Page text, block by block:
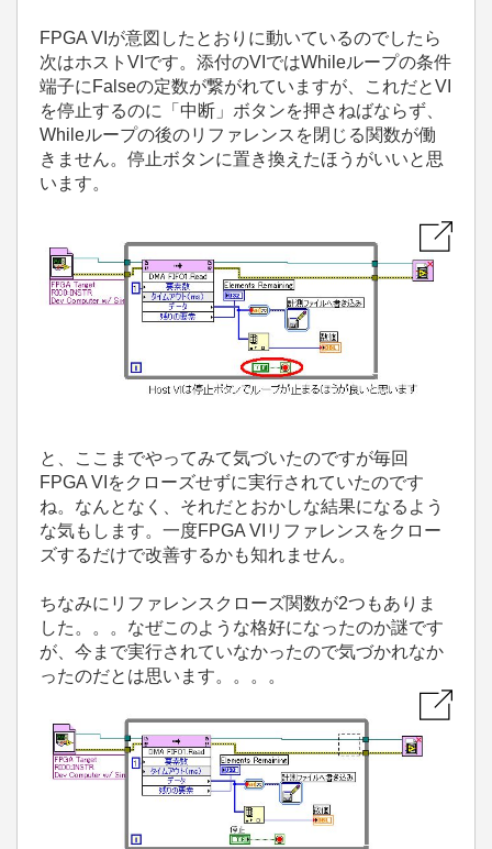
FPGA VIが意図したとおりに動いているのでしたら
次はホストVIです。添付のVIではWhileループの条件
端子にFalseの定数が繋がれていますが、これだとVI
を停止するのに「中断」ボタンを押さねばならず、
Whileループの後のリファレンスを閉じる関数が働
きません。停止ボタンに置き換えたほうがいいと思
います。
と、ここまでやってみて気づいたのですが毎回
FPGA VIをクローズせずに実行されていたのです
ね。なんとなく、それだとおかしな結果になるよう
な気もします。一度FPGA VIリファレンスをクロー
ズするだけで改善するかも知れません。
ちなみにリファレンスクローズ関数が2つもありま
した。。。なぜこのような格好になったのか謎です
が、今まで実行されていなかったので気づかれなか
ったのだとは思います。。。。